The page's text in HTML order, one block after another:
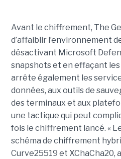
Avant le chiffrement, The
d’affaiblir l’environnement
désactivant Microsoft
snapshots et en effaçant les
arrête également les
données, aux outils de
des terminaux et aux
une tactique qui peut
fois le chiffrement lancé. «
schéma de chiffrement
Curve25519 et XChaCha20,